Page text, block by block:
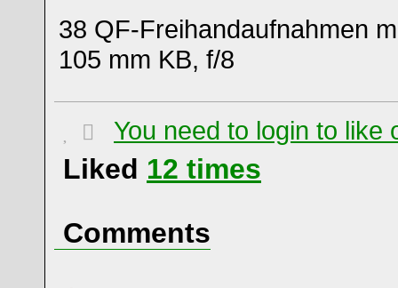
38 QF-Freihandaufnahmen
105 mm KB, f/8
You need to login to like
Liked 12 times
Comments